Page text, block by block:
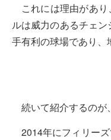
これには理由があ
ルは威力のあるチェ
手有利の球場であり、
続いて紹介するのが
2014年にフィリー